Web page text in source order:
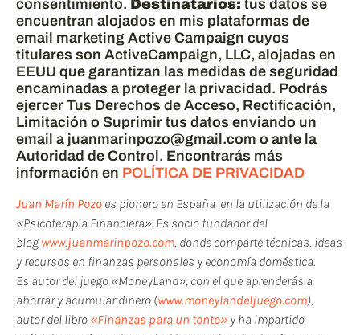
consentimiento. Destinatarios: tus datos se
encuentran alojados en mis plataformas de
email marketing Active Campaign cuyos
titulares son ActiveCampaign, LLC, alojadas en
EEUU que garantizan las medidas de seguridad
encaminadas a proteger la privacidad. Podrás
ejercer Tus Derechos de Acceso, Rectificación,
Limitación o Suprimir tus datos enviando un
email a juanmarinpozo@gmail.com o ante la
Autoridad de Control. Encontrarás más
información en POLÍTICA DE PRIVACIDAD
Juan Marín Pozo es pionero en España en la utilización de la
«Psicoterapia Financiera». Es socio fundador del
blogwww.juanmarinpozo.com, donde comparte técnicas, ideas
y recursos en finanzas personales y economía doméstica.
Es autor del juego «MoneyLand», con el que aprenderás a
ahorrar y acumular dinero (www.moneylandeljuego.com),
autor del libro «Finanzas para un tonto» y ha impartido